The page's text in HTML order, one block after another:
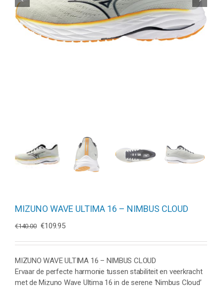
MIZUNO WAVE ULTIMA 16 – NIMBUS CLOUD
€140.00 Oorspronkelijke
was:
€140.00.
€109.95Huidige
is:
€109.95.
MIZUNO WAVE ULTIMA 16 – NIMBUS CLOUD
Ervaar de perfecte harmonie tussen stabiliteit en veerkracht
met de Mizuno Wave Ultima 16 in de serene ‘Nimbus Cloud’